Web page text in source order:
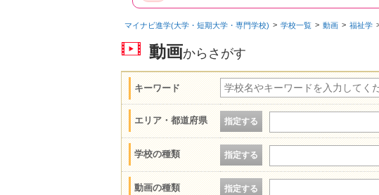
マイナビ進学(大学・短期大学・専門学校) 学校一覧 動画 福祉学
動画からさがす
キーワード
エリア・都道府県 指定する
学校の種類 指定する
動画の種類 指定する